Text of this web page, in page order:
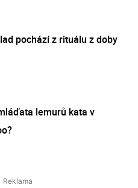
pochází z rituálu z doby
lemurů kata v